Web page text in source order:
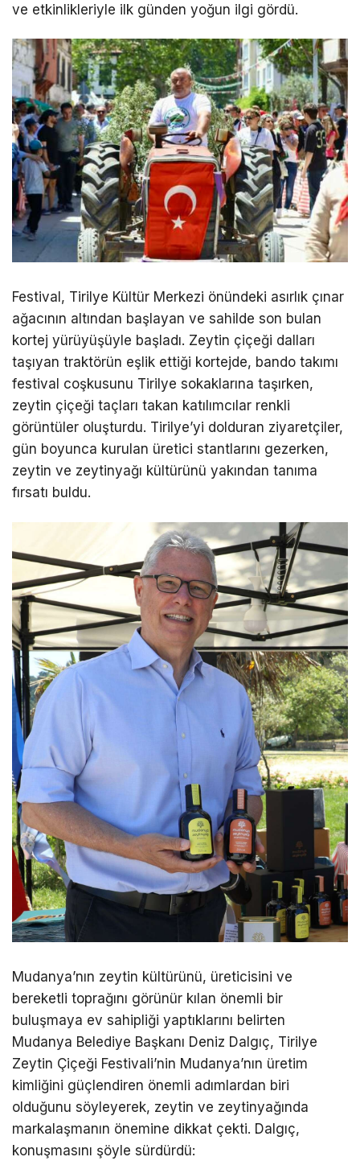
ve etkinlikleriyle ilk günden yoğun ilgi gördü.
Festival, Tirilye Kültür Merkezi önündeki asırlık çınar
ağacının altından başlayan ve sahilde son bulan
kortej yürüyüşüyle başladı. Zeytin çiçeği dalları
taşıyan traktörün eşlik ettiği kortejde, bando takımı
festival coşkusunu Tirilye sokaklarına taşırken,
zeytin çiçeği taçları takan katılımcılar renkli
görüntüler oluşturdu. Tirilye’yi dolduran ziyaretçiler,
gün boyunca kurulan üretici stantlarını gezerken,
zeytin ve zeytinyağı kültürünü yakından tanıma
fırsatı buldu.
Mudanya’nın zeytin kültürünü, üreticisini ve
bereketli toprağını görünür kılan önemli bir
buluşmaya ev sahipliği yaptıklarını belirten
Mudanya Belediye Başkanı Deniz Dalgıç, Tirilye
Zeytin Çiçeği Festivali’nin Mudanya’nın üretim
kimliğini güçlendiren önemli adımlardan biri
olduğunu söyleyerek, zeytin ve zeytinyağında
markalaşmanın önemine dikkat çekti. Dalgıç,
konuşmasını şöyle sürdürdü: